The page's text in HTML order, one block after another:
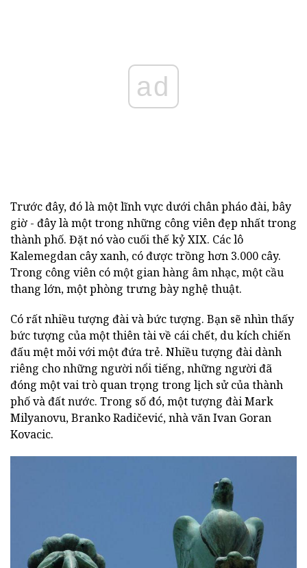
ad
Trước đây, đó là một lĩnh vực dưới chân pháo đài, bây
giờ - đây là một trong những công viên đẹp nhất trong
thành phố. Đặt nó vào cuối thế kỷ XIX. Các lô
Kalemegdan cây xanh, có được trồng hơn 3.000 cây.
Trong công viên có một gian hàng âm nhạc, một cầu
thang lớn, một phòng trưng bày nghệ thuật.
Có rất nhiều tượng đài và bức tượng. Bạn sẽ nhìn thấy
bức tượng của một thiên tài về cái chết, du kích chiến
đấu mệt mỏi với một đứa trẻ. Nhiều tượng đài dành
riêng cho những người nổi tiếng, những người đã
đóng một vai trò quan trọng trong lịch sử của thành
phố và đất nước. Trong số đó, một tượng đài Mark
Milyanovu, Branko Radičević, nhà văn Ivan Goran
Kovacic.